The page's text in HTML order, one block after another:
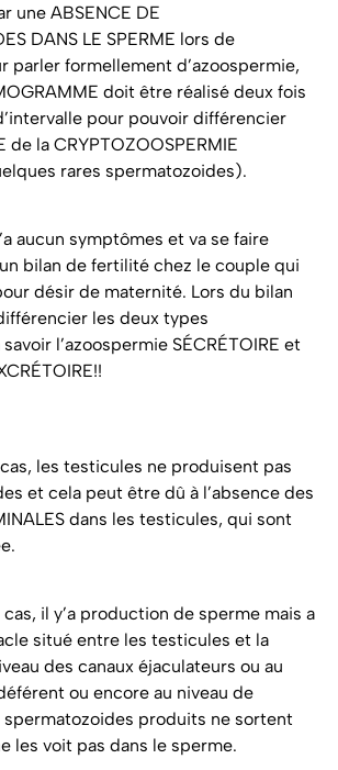
une ABSENCE DE
DANS LE SPERME lors de
parler formellement d’azoospermie,
doit être réalisé deux fois
pour pouvoir différencier
de la CRYPTOZOOSPERMIE
rares spermatozoides).
aucun symptômes et va se faire
bilan de fertilité chez le couple qui
désir de maternité. Lors du bilan
les deux types
l’azoospermie SÉCRÉTOIRE et
les testicules ne produisent pas
et cela peut être dû à l’absence des
dans les testicules, qui sont
il y’a production de sperme mais a
situé entre les testicules et la
des canaux éjaculateurs ou au
ou encore au niveau de
spermatozoides produits ne sortent
les voit pas dans le sperme.